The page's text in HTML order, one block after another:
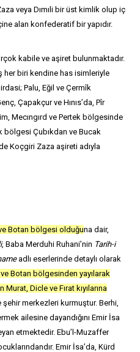
veya Dımıli bir üst kimlik olup iç
alan konfederatif bir yapıdır.
kabile ve aşiret bulunmaktadır.
her biri kendine has isimleriyle
Palu, Eğil ve Çermîk
Çapakçur ve Hınıs’da, Pîr
Mecıngırd ve Pertek bölgesinde
bölgesi Çubıkdan ve Bucak
Koçgiri Zaza aşireti adıyla
Botan bölgesi olduğuna dair,
, Baba Merduhi Ruhani’nin Tarih-i
adlı eserlerinde detaylı olarak
Botan bölgesinden yayılarak
Dicle ve Fırat kıyılarına
merkezleri kurmuştur. Berhi,
ailesine dayandığını Emir İsa
etmektedir. Ebu’l-Muzaffer
Emir İsa’da, Kürd